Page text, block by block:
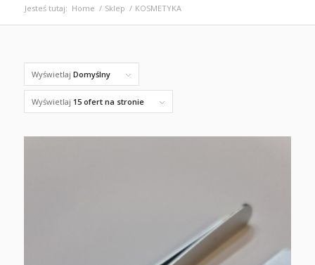
Jesteś tutaj: Home / Sklep / KOSMETYKA
Wyświetlaj Domyślny
Wyświetlaj 15 ofert na stronie